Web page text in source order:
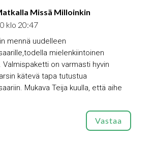
Missä Milloinkin
klo 20:47
mennä uudelleen
mielenkiintoinen
Valmispaketti on varmasti hyvin
kätevä tapa tutustua
Mukava Teija kuulla, että aihe
Vastaa